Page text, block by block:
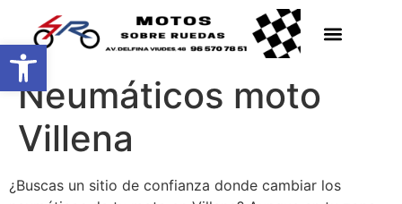
Abrir barra de herramientas
Neumáticos moto
Villena
¿Buscas un sitio de confianza donde cambiar los